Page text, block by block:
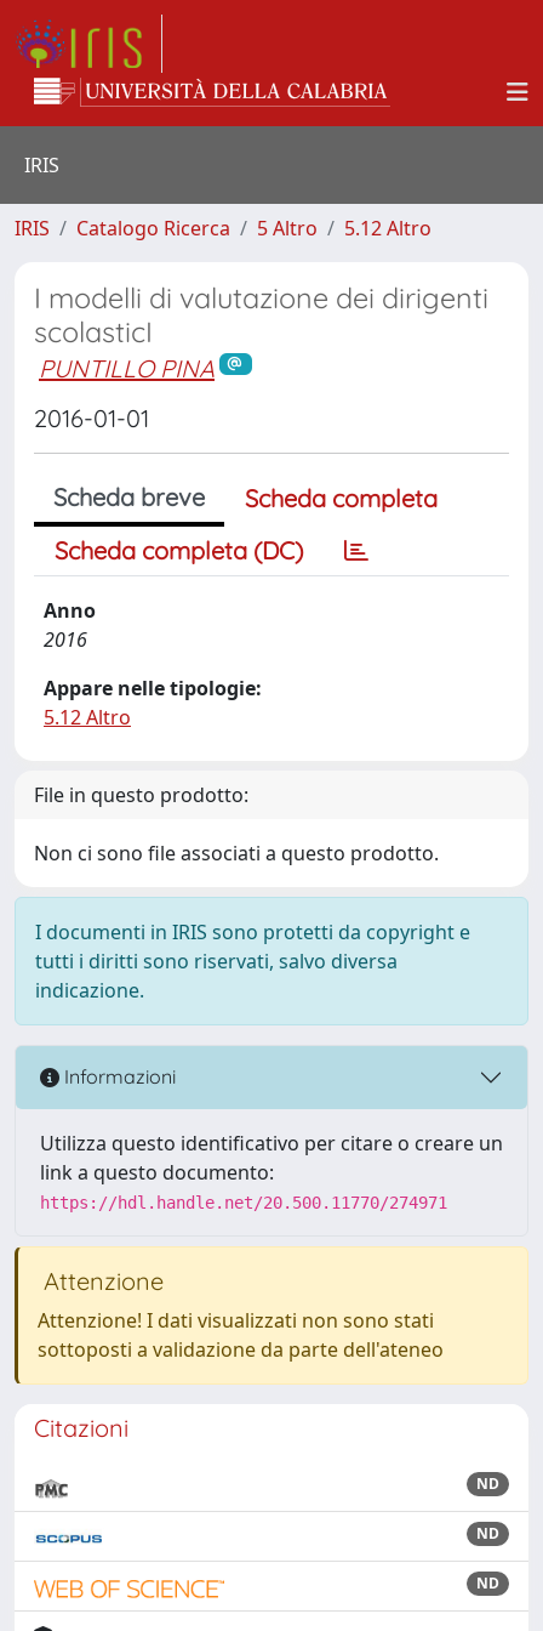
IRIS
IRIS Catalogo Ricerca 5 Altro 5.12 Altro
I modelli di valutazione dei dirigenti
scolasticI
PUNTILLO PINA
2016-01-01
Scheda breve
Scheda completa
Scheda completa (DC)
Anno
2016
Appare nelle tipologie:
5.12 Altro
File in questo prodotto:
Non ci sono file associati a questo prodotto.
I documenti in IRIS sono protetti da copyright e
tutti i diritti sono riservati, salvo diversa
indicazione.
Informazioni
Utilizza questo identificativo per citare o creare un
link a questo documento:
https://hdl.handle.net/20.500.11770/274971
Attenzione
Attenzione! I dati visualizzati non sono stati
sottoposti a validazione da parte dell'ateneo
Citazioni
ND
ND
ND